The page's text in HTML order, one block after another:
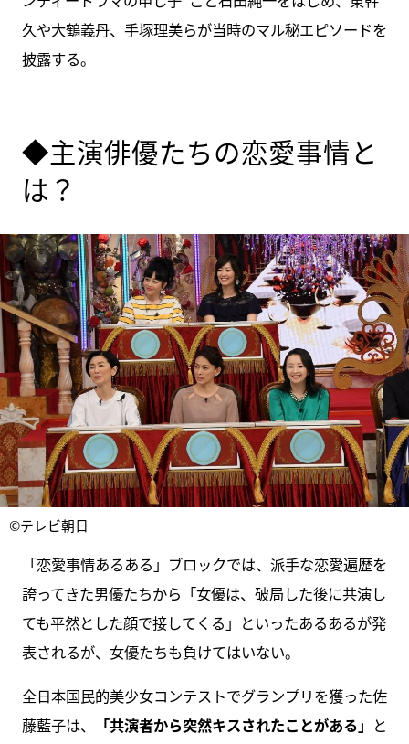
久や大鶴義丹、手塚理美らが当時のマル秘エピソードを
披露する。
◆主演俳優たちの恋愛事情と
は？
©テレビ朝日
「恋愛事情あるある」ブロックでは、派手な恋愛遍歴を
誇ってきた男優たちから「女優は、破局した後に共演し
ても平然とした顔で接してくる」といったあるあるが発
表されるが、女優たちも負けてはいない。
全日本国民的美少女コンテストでグランプリを獲った佐
藤藍子は、
「共演者から突然キスされたことがある」 と